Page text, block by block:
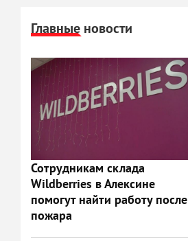
Главные новости
Сотрудникам склада
Wildberries в Алексине
помогут найти работу после
пожара